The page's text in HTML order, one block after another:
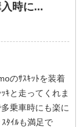
時に...
のｻｽｷｯﾄを装着
ｷと走ってくれま
乗車時にも楽に
ﾀｲﾙも満足で